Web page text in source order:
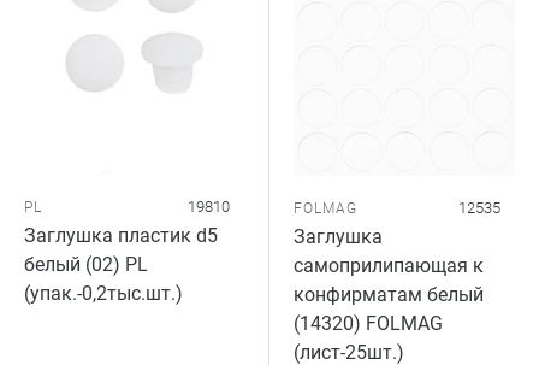
PL 19810
Заглушка пластик d5
белый (02) PL
(упак.-0,2тыс.шт.)
FOLMAG 12535
Заглушка
самоприлипающая к
конфирматам белый
(14320) FOLMAG
(лист-25шт.)